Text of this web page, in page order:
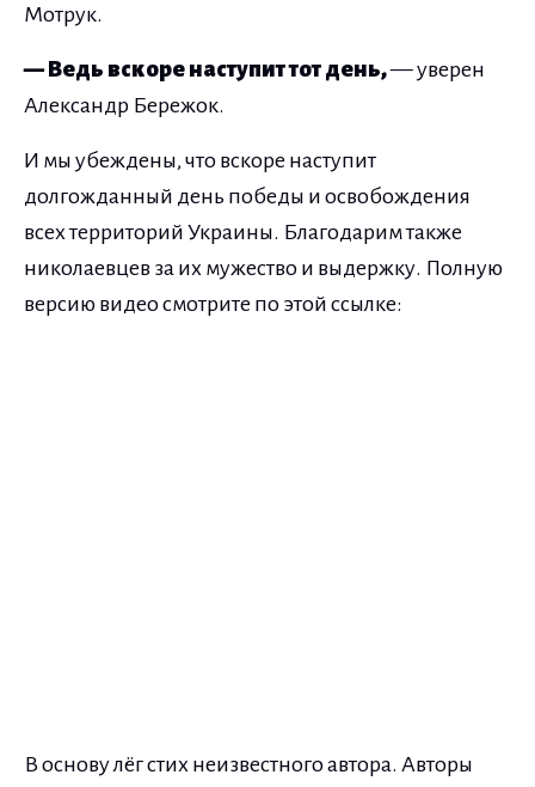
Мотрук.
— Ведь вскоре наступит тот день,— уверен
Александр Бережок.
И мы убеждены, что вскоре наступит
долгожданный день победы и освобождения
всех территорий Украины. Благодарим также
николаевцев за их мужество и выдержку. Полную
версию видео смотрите по этой ссылке:
В основу лёг стих неизвестного автора. Авторы